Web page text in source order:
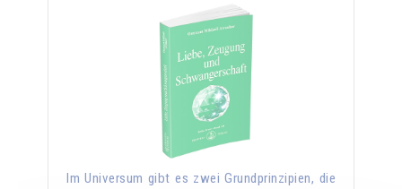
Im Universum gibt es zwei Grundprinzipien, die